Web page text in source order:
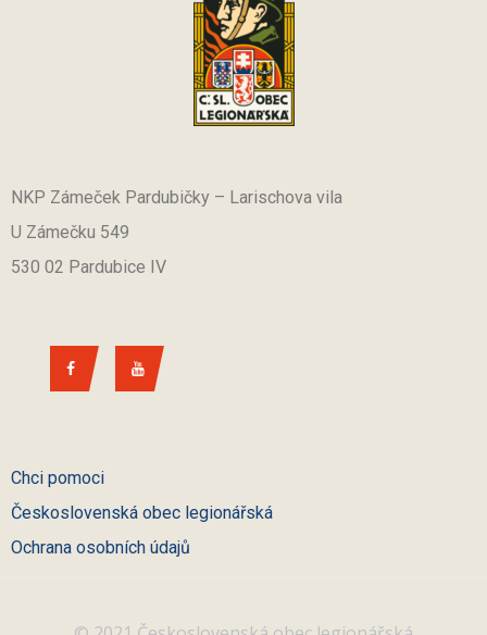
NKP Zámeček Pardubičky – Larischova vila
U Zámečku 549
530 02 Pardubice IV
Chci pomoci
Československá obec legionářská
Ochrana osobních údajů